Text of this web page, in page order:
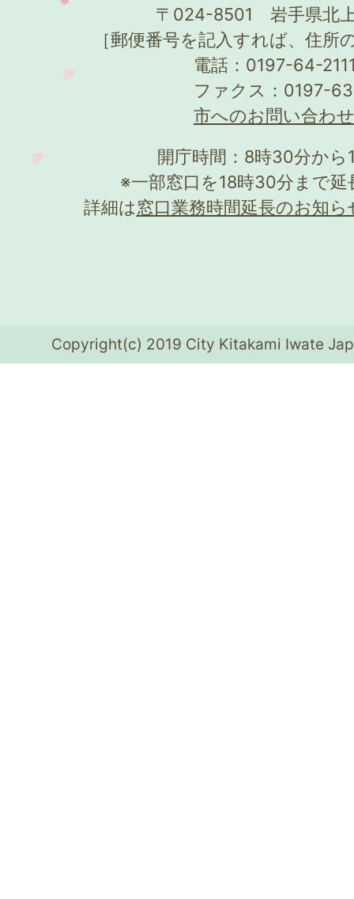
〒024-8501 岩手県北
［郵便番号を記入すれば、住所
電話：0197-64-
ファクス：0197-
市へのお問い合わ
開庁時間：8時30分か
※一部窓口を18時30分まで
詳細は窓口業務時間延長のお知ら
Copyright(c) 2019 City Kitakami Iwate